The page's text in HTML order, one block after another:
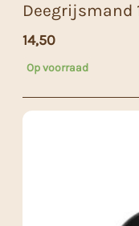
Deegrijsmand
14,50
Op voorraad